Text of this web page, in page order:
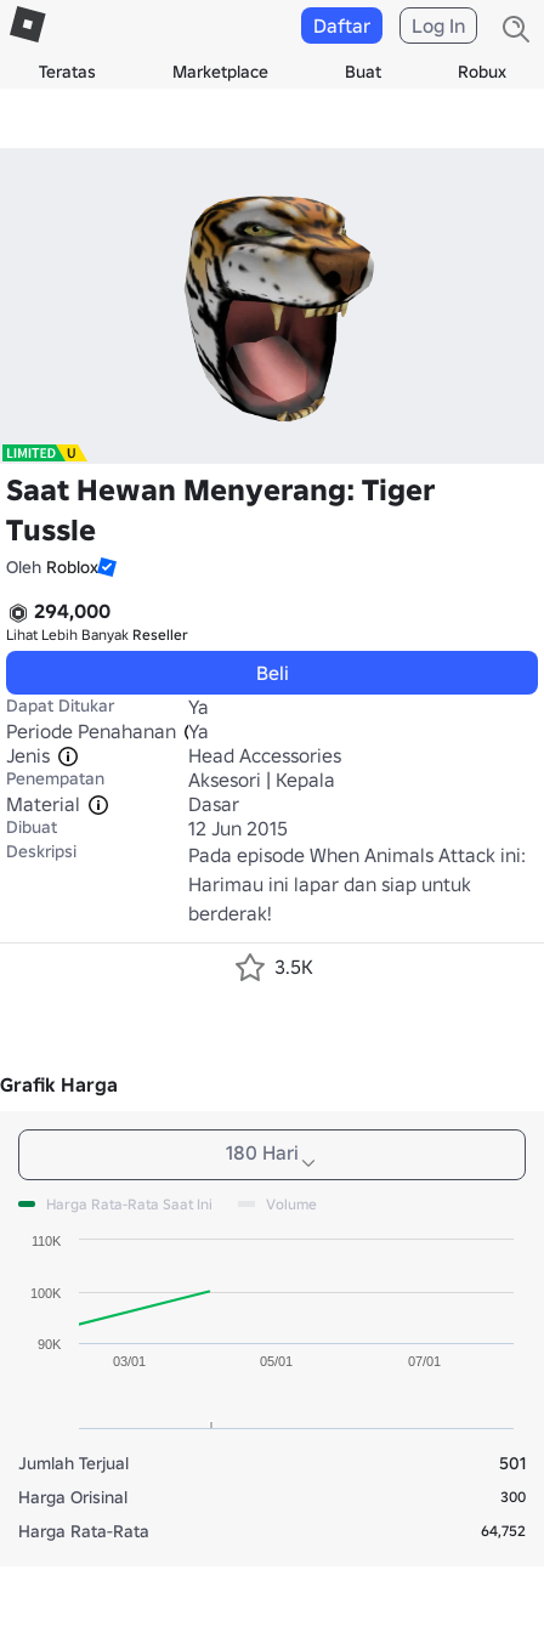
Teratas Marketplace Buat Robux
Daftar Log In
Saat Hewan Menyerang: Tiger
Tussle
Oleh Roblox
294,000
Lihat Lebih Banyak Reseller
Beli
Dapat Ditukar
Ya
Periode Penahanan Ya
Jenis
Head Accessories
Penempatan
Aksesori | Kepala
Material
Dasar
Dibuat 12 Jun 2015
Deskripsi
Pada episode When Animals Attack ini:
Harimau ini lapar dan siap untuk
berderak!
3.5K
Grafik Harga
180 Hari
Harga Rata-Rata Saat Ini Volume
03/01 05/01 07/01
90K
100K
110K
Jumlah Terjual
501
Harga Orisinal
300
Harga Rata-Rata 64,752